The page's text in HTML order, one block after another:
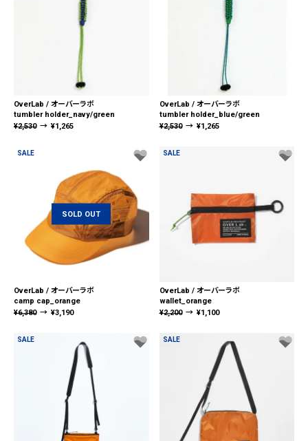
OverLab / オーバーラボ
tumbler holder_navy/green
¥2,530 → ¥1,265
OverLab / オーバーラボ
tumbler holder_blue/green
¥2,530 → ¥1,265
SALE
SOLD OUT
OverLab / オーバーラボ
camp cap_orange
¥6,380 → ¥3,190
SALE
OverLab / オーバーラボ
wallet_orange
¥2,200 → ¥1,100
SALE SALE